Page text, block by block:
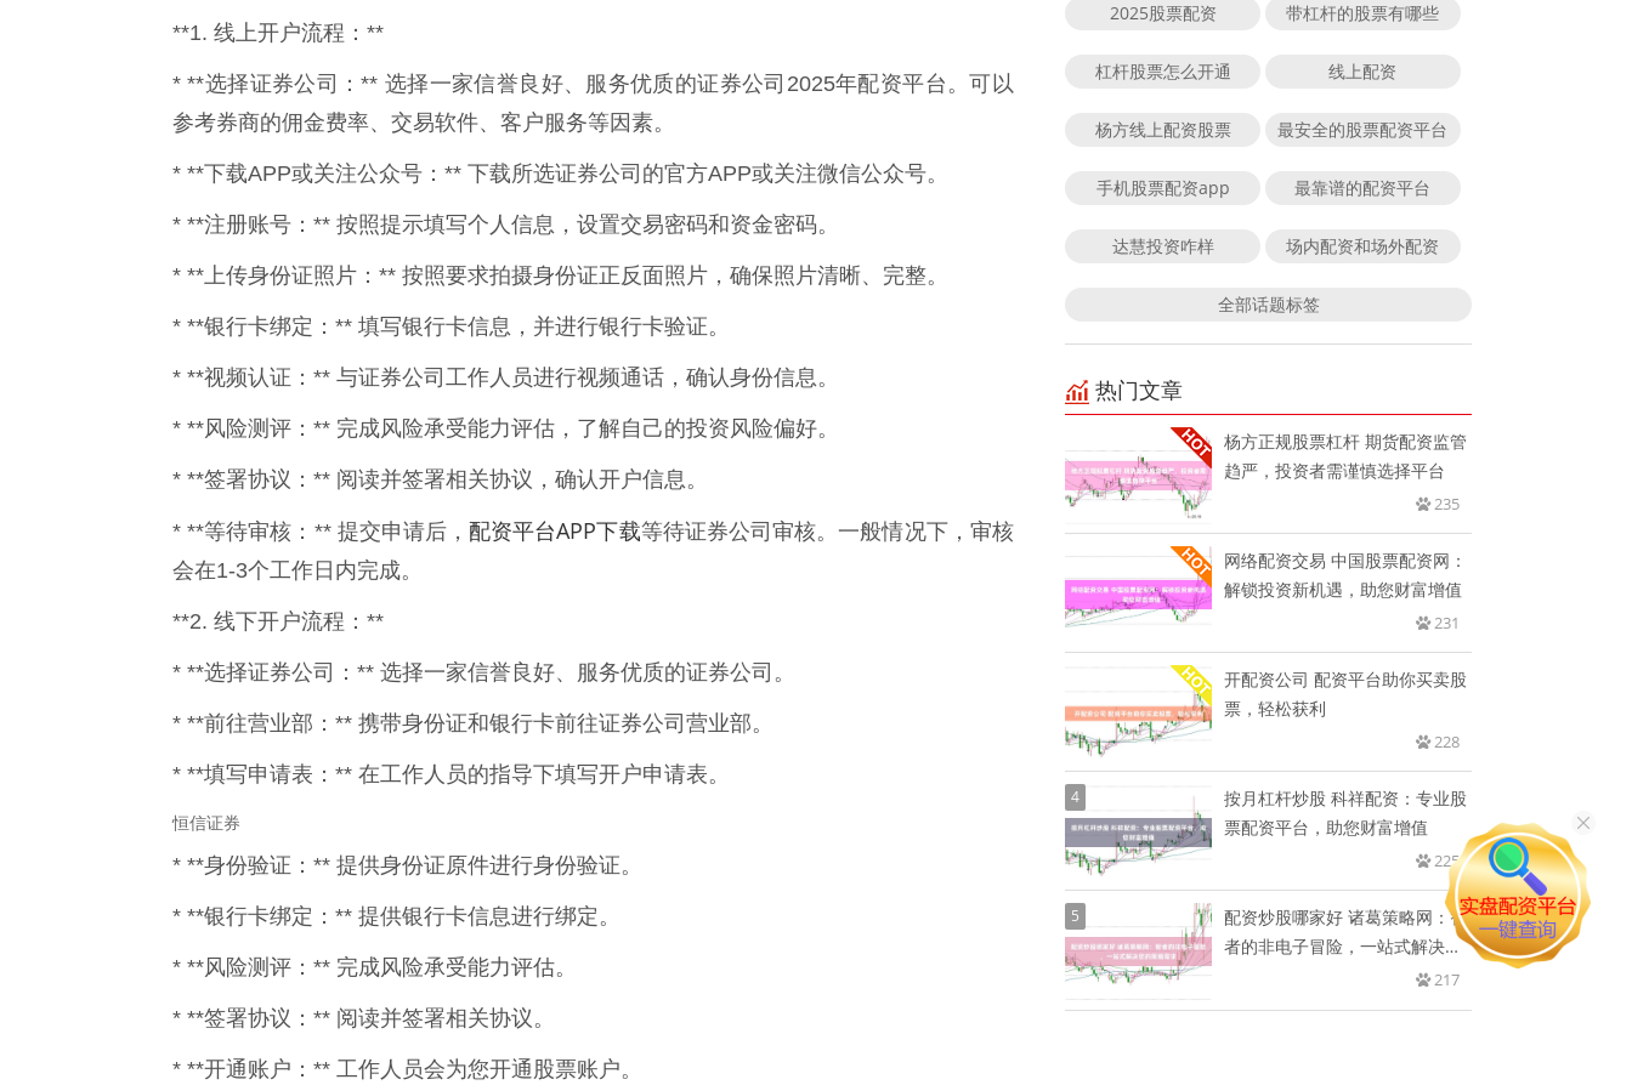
**1. 线上开户流程：**
* **选择证券公司：** 选择一家信誉良好、服务优质的证券公司2025年配资平台。可以
参考券商的佣金费率、交易软件、客户服务等因素。
* **下载APP或关注公众号：** 下载所选证券公司的官方APP或关注微信公众号。
* **注册账号：** 按照提示填写个人信息，设置交易密码和资金密码。
* **上传身份证照片：** 按照要求拍摄身份证正反面照片，确保照片清晰、完整。
* **银行卡绑定：** 填写银行卡信息，并进行银行卡验证。
* **视频认证：** 与证券公司工作人员进行视频通话，确认身份信息。
* **风险测评：** 完成风险承受能力评估，了解自己的投资风险偏好。
* **签署协议：** 阅读并签署相关协议，确认开户信息。
* **等待审核：** 提交申请后， 配资平台APP下载等待证券公司审核。一般情况下，审核
会在1-3个工作日内完成。
**2. 线下开户流程：**
* **选择证券公司：** 选择一家信誉良好、服务优质的证券公司。
* **前往营业部：** 携带身份证和银行卡前往证券公司营业部。
* **填写申请表：** 在工作人员的指导下填写开户申请表。
恒信证券
* **身份验证：** 提供身份证原件进行身份验证。
* **银行卡绑定：** 提供银行卡信息进行绑定。
* **风险测评：** 完成风险承受能力评估。
* **签署协议：** 阅读并签署相关协议。
* **开通账户：** 工作人员会为您开通股票账户。
2025股票配资 带杠杆的股票有哪些
杠杆股票怎么开通 线上配资
杨方线上配资股票 最安全的股票配资平台
手机股票配资app 最靠谱的配资平台
达慧投资咋样 场内配资和场外配资
全部话题标签
热门文章
杨方正规股票杠杆 期货配资监管
趋严，投资者需谨慎选择平台
235
网络配资交易 中国股票配资网：
解锁投资新机遇，助您财富增值
231
开配资公司 配资平台助你买卖股
票，轻松获利
228
4
按月杠杆炒股 科祥配资：专业股
票配资平台，助您财富增值
225
5
配资炒股哪家好 诸葛策略网：智
者的非电子冒险，一站式解决您
217